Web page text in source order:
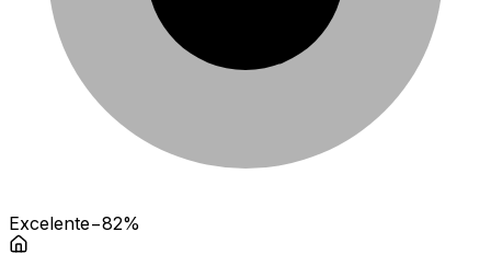
Excelente−82%